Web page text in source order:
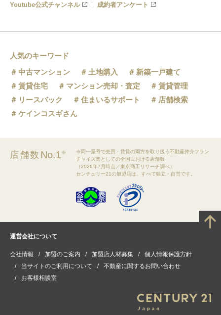
Youtube公式チャンネル
成約者アンケート
人気のキーワード
中古マンション
土地購入
新築一戸建て
賃貸住宅
マンション売却・査定
賃貸管理
リースバック
住まいるサポート
店舗検索
ケインコスギさん
店舗数 No.1※
※同一屋号で売買・賃貸の両方を取り扱う不動産仲介フラン
チャイズ業としての全国における店舗数
（2026年7月時点／東京商工リサーチ調べ）
センチュリー21の加盟店は、すべて独立・自営です。
運営会社について
会社情報 加盟のご案内 加盟店人材募集
個人情報保護方針
当サイトのご利用について
不動産に関するお問い合わせ
お客様相談室